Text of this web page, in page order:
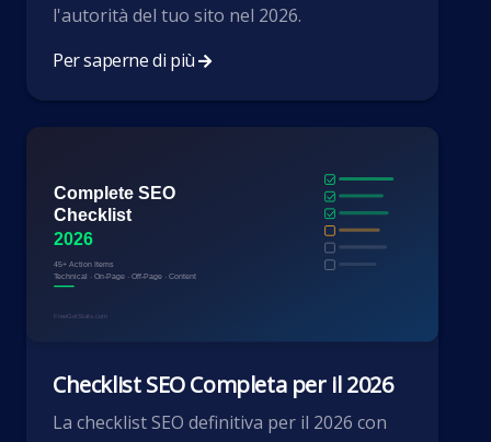
l'autorità del tuo sito nel 2026.
Per saperne di più
Checklist SEO Completa per il 2026
La checklist SEO definitiva per il 2026 con